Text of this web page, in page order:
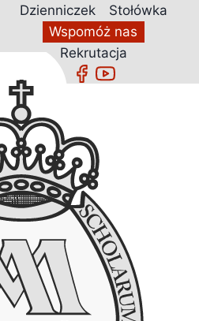
Dzienniczek
Stołówka
Wspomóż nas
Rekrutacja